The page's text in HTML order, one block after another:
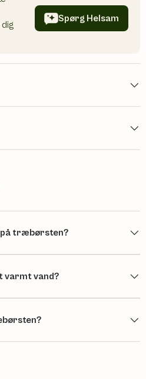
Spørg Helsam
på træbørsten?
varmt vand?